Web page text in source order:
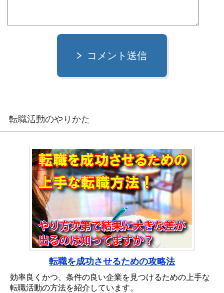
コメント送信
転職活動のやりかた
転職を成功させるための攻略法
効率良くかつ、条件の良い企業を見つけるための上手な
転職活動の方法を紹介しています。